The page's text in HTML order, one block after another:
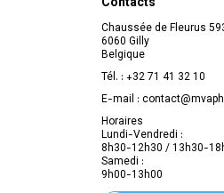
Chaussée de Fleurus
6060 Gilly
Belgique
Tél. : +32 71 41 32 10
E-mail : contact@
Horaires
Lundi-Vendredi :
8h30-12h30 / 13h30-
Samedi :
9h00-13h00